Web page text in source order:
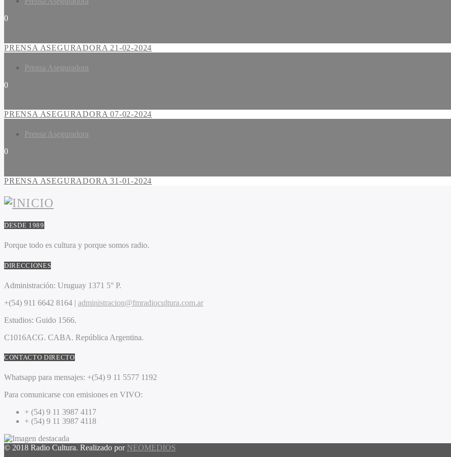
0
PRENSA ASEGURADORA 21-02-2024
Prensa Aseguradora
0
PRENSA ASEGURADORA 07-02-2024
Prensa Aseguradora
0
PRENSA ASEGURADORA 31-01-2024
DESDE 1989
Porque todo es cultura y porque somos radio.
DIRECCIONES
Administración: Uruguay 1371 5° P.
+(54) 911 6642 8164 | administracion@fmradiocultura.com.ar
Estudios: Guido 1566.
C1016ACG. CABA. República Argentina.
CONTACTO DIRECTO
Whatsapp para mensajes: +(54) 9 11 5577 1192
Para comunicarse con emisiones en VIVO:
+ (54) 9 11 3987 4117
+ (54) 9 11 3987 4118
© 2018 Radio Cultura. Realizado por NEOMEDIOS